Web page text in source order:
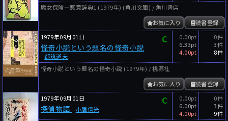
魔女保険―悪意辞典1 (1979年) (角川文庫) / 角川書店
読書登録
お気に入り
1979年09月01日
怪奇小説という題名の怪奇小説
都筑道夫
C
0.00pt
6.33pt
4.00pt
0件
3件
8件
怪奇小説という題名の怪奇小説 (1979年) / 桃源社
読書登録
お気に入り
1979年09月01日
探偵物語 小鷹信光
C
0.00pt
6.00pt
4.00pt
0件
3件
9件